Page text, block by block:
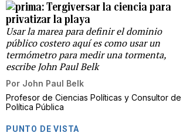
Tergiversar la ciencia para
privatizar la playa
Usar la marea para definir el dominio
público costero aquí es como usar un
termómetro para medir una tormenta,
escribe John Paul Belk
Por John Paul Belk
Profesor de Ciencias Políticas y Consultor de
Política Pública
PUNTO DE VISTA